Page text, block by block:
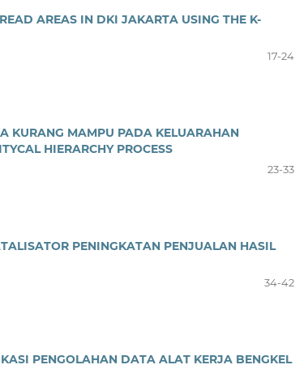
AREAS IN DKI JAKARTA USING THE K-
17-24
KURANG MAMPU PADA KELUARAHAN
HIERARCHY PROCESS
23-33
PENINGKATAN PENJUALAN HASIL
34-42
PENGOLAHAN DATA ALAT KERJA BENGKEL